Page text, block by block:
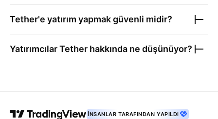
Tether'e yatırım yapmak güvenli midir?
YatırımcılarTether hakkında ne düşünüyor?
İNSANLAR TARAFINDAN YAPILDI